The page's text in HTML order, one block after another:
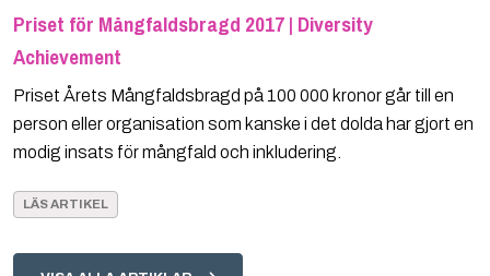
Priset för Mångfaldsbragd 2017 | Diversity
Achievement
Priset Årets Mångfaldsbragd på 100 000 kronor går till en
person eller organisation som kanske i det dolda har gjort en
modig insats för mångfald och inkludering.
LÄS ARTIKEL